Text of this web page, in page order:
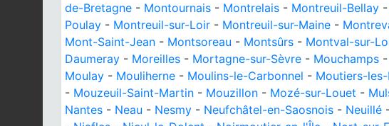
de-Bretagne - Montournais - Montrelais - Montreuil-Bellay -
Poulay - Montreuil-sur-Loir - Montreuil-sur-Maine -
Mont-Saint-Jean - Montsoreau - Montsûrs - Montval-sur-
Daumeray - Moreilles - Mortagne-sur-Sèvre - Mouchamps -
Moulay - Mouliherne - Moulins-le-Carbonnel - Moutiers-
- Mouzeuil-Saint-Martin - Mouzillon - Mozé-sur-Louet -
Nantes - Neau - Nesmy - Neufchâtel-en-Saosnois - Neuillé